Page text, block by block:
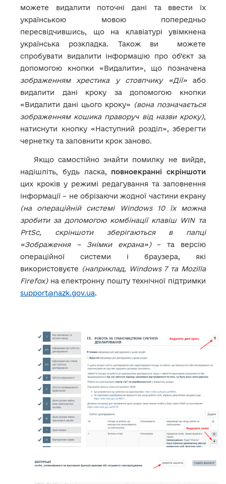
можете видалити поточні дані та ввести їх
українською мовою попередньо
пересвідчившись, що на клавіатурі увімкнена
українська розкладка. Також ви можете
спробувати видалити інформацію про об’єкт за
допомогою кнопки «Видалити», що позначена
зображенням хрестика у стовпчику «Дії»або
видалити дані кроку за допомогою кнопки
«Видалити дані цього кроку» (вона позначається
зображенням кошика праворуч від назви кроку),
натиснути кнопку «Наступний розділ», зберегти
чернетку та заповнити крок заново.
Якщо самостійно знайти помилку не вийде,
надішліть, будь ласка, повноекранні скріншоти
цих кроків у режимі редагування та заповнення
інформації – не обрізаючи жодної частини екрану
(на операційній системі Windows 10 їх можна
зробити за допомогою комбінації клавіш WIN та
PrtSc, скріншоти зберігаються в папці
«Зображення – Знімки екрана»)– та версію
операційної системи і браузера, які
використовуєте (наприклад, Windows 7 та Mozilla
Firefox)на електронну пошту технічної підтримки
support@nazk.gov.ua.